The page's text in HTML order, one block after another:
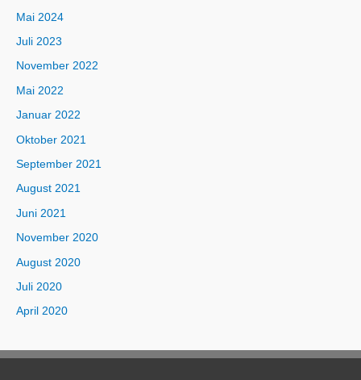
Mai 2024
Juli 2023
November 2022
Mai 2022
Januar 2022
Oktober 2021
September 2021
August 2021
Juni 2021
November 2020
August 2020
Juli 2020
April 2020